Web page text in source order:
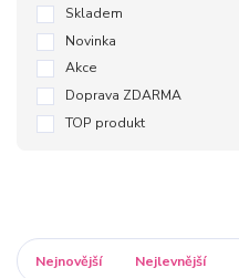
Skladem
Novinka
Akce
Doprava ZDARMA
TOP produkt
Nejnovější Nejlevnější